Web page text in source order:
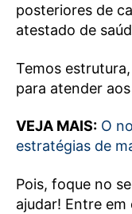
posteriores de
atestado de
Temos
para atender
VEJA MAIS: O
estratégias de
Pois, foque no
ajudar! Entre